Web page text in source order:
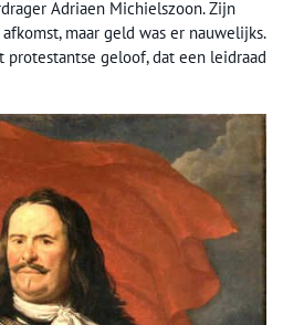
Adriaen Michielszoon. Zijn
maar geld was er nauwelijks.
geloof, dat een leidraad